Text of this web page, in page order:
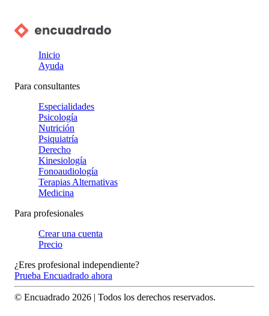
Inicio
Ayuda
Para consultantes
Especialidades
Psicología
Nutrición
Psiquiatría
Derecho
Kinesiología
Fonoaudiología
Terapias Alternativas
Medicina
Para profesionales
Crear una cuenta
Precio
¿Eres profesional independiente?
Prueba Encuadrado ahora
© Encuadrado 2026 | Todos los derechos reservados.